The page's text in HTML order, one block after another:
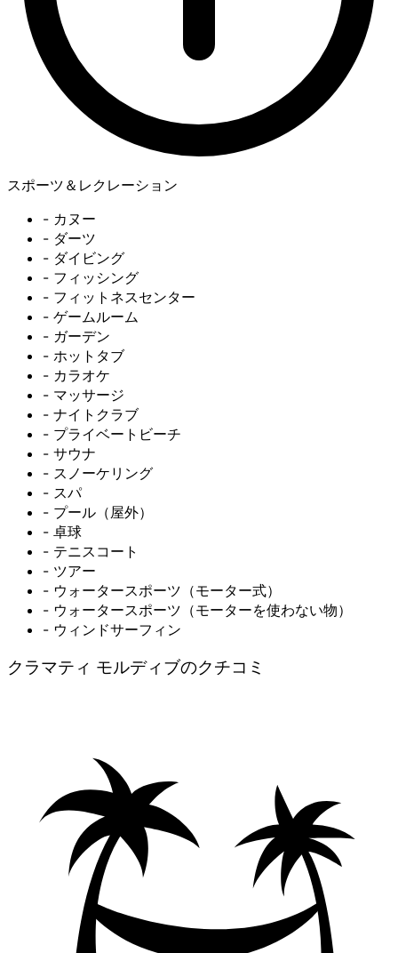
スポーツ＆レクレーション
- カヌー
- ダーツ
- ダイビング
- フィッシング
- フィットネスセンター
- ゲームルーム
- ガーデン
- ホットタブ
- カラオケ
- マッサージ
- ナイトクラブ
- プライベートビーチ
- サウナ
- スノーケリング
- スパ
- プール（屋外）
- 卓球
- テニスコート
- ツアー
- ウォータースポーツ（モーター式）
- ウォータースポーツ（モーターを使わない物）
- ウィンドサーフィン
クラマティ モルディブのクチコミ